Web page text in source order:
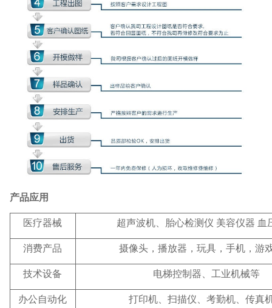
产品应用
医疗器械 超声波机、胎心检测仪 美容仪器 血
消费产品 摄像头，播放器，玩具，手机，游
技术设备 电梯控制器、工业机械等
办公自动化 打印机、扫描仪、考勤机、传真